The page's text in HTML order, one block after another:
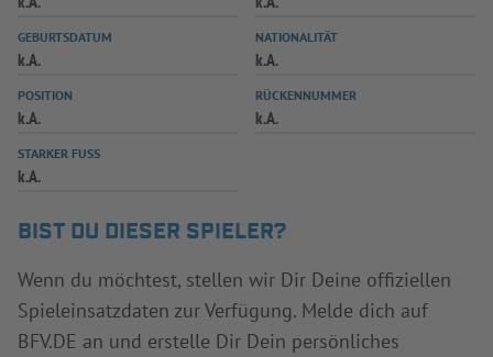
SPIELPLUS
GEBURTSDATUM
k.A.
NATIONALITÄT
k.A.
POSITION
k.A.
RÜCKENNUMMER
k.A.
STARKER FUSS
k.A.
BIST DU DIESER SPIELER?
Wenn du möchtest, stellen wir Dir Deine offiziellen
Spieleinsatzdaten zur Verfügung. Melde dich auf
BFV.DE an und erstelle Dir Dein persönliches